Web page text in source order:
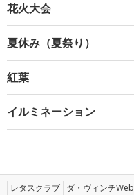
花火大会
夏休み（夏祭り）
紅葉
イルミネーション
レタスクラブ ダ・ヴィンチWeb